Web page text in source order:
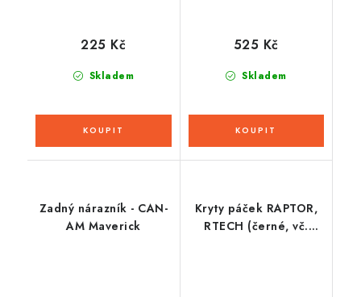
Skladem
225 Kč
Skladem
525 Kč
Zadný nárazník - CAN-
AM Maverick
Kryty páček RAPTOR,
RTECH (černé, vč.